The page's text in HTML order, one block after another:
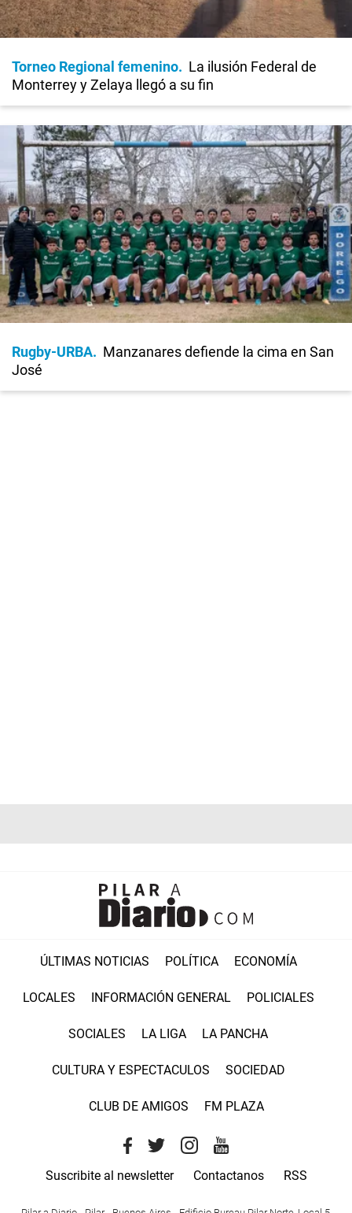
Torneo Regional femenino
La ilusión Federal de
Monterrey y Zelaya llegó a su fin
Rugby-URBA
Manzanares defiende la cima en San
José
ÚLTIMAS NOTICIAS POLÍTICA ECONOMÍA
LOCALES INFORMACIÓN GENERAL POLICIALES
SOCIALES LA LIGA LA PANCHA
CULTURA Y ESPECTACULOS SOCIEDAD
CLUB DE AMIGOS FM PLAZA
Suscribite al newsletter Contactanos RSS